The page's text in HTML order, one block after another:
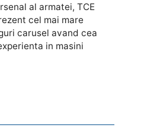
al armatei, TCE
cel mai mare
carusel avand cea
in masini